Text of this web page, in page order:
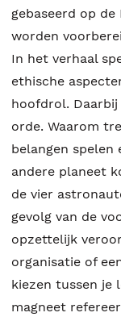
gebaseerd op
worden
In het verhaal
ethische
hoofdrol. Daarbij
orde. Waarom
belangen spelen
andere planeet
de vier
gevolg van de
opzettelijk
organisatie of
kiezen tussen je
magneet